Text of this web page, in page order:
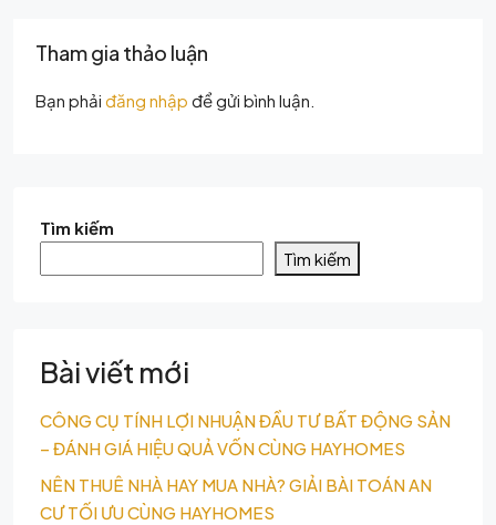
Tham gia thảo luận
Bạn phải đăng nhập để gửi bình luận.
Tìm kiếm
Tìm kiếm
Bài viết mới
CÔNG CỤ TÍNH LỢI NHUẬN ĐẦU TƯ BẤT ĐỘNG SẢN
– ĐÁNH GIÁ HIỆU QUẢ VỐN CÙNG HAYHOMES
NÊN THUÊ NHÀ HAY MUA NHÀ? GIẢI BÀI TOÁN AN
CƯ TỐI ƯU CÙNG HAYHOMES